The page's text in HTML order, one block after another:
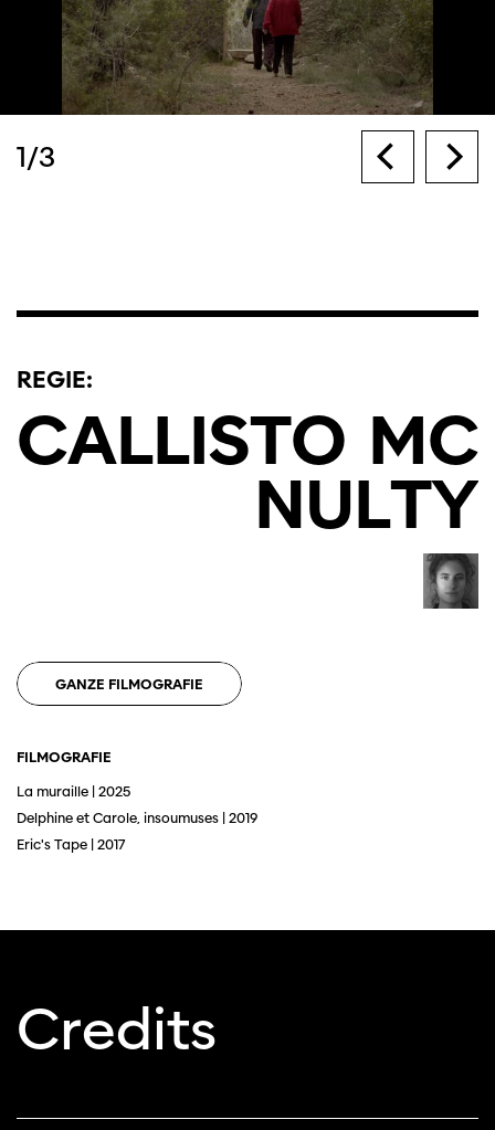
Diese Seite wird mit Internet Explorer
1/3
REGIE:
CALLISTO MC
NULTY
GANZE FILMOGRAFIE
FILMOGRAFIE
La muraille | 2025
Delphine et Carole, insoumuses | 2019
Eric's Tape | 2017
Credits